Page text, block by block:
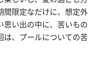
間限定なだけに、想定外
思い出の中に、苦いもの
は、プールについての苦